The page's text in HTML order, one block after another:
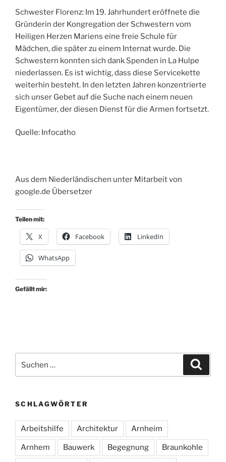
Schwester Florenz: Im 19. Jahrhundert eröffnete die
Gründerin der Kongregation der Schwestern vom
Heiligen Herzen Mariens eine freie Schule für
Mädchen, die später zu einem Internat wurde. Die
Schwestern konnten sich dank Spenden in La Hulpe
niederlassen. Es ist wichtig, dass diese Servicekette
weiterhin besteht. In den letzten Jahren konzentrierte
sich unser Gebet auf die Suche nach einem neuen
Eigentümer, der diesen Dienst für die Armen fortsetzt.
Quelle: Infocatho
Aus dem Niederländischen unter Mitarbeit von
google.de Übersetzer
Teilen mit:
X Facebook LinkedIn
WhatsApp
Gefällt mir:
nach:
SCHLAGWÖRTER
Arbeitshilfe Architektur Arnheim
Arnhem Bauwerk Begegnung Braunkohle